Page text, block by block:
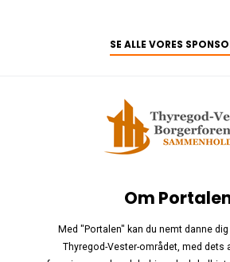
SE ALLE VORES
Om
Med "Portalen" kan du nemt danne
Thyregod-Vester-området, med dets